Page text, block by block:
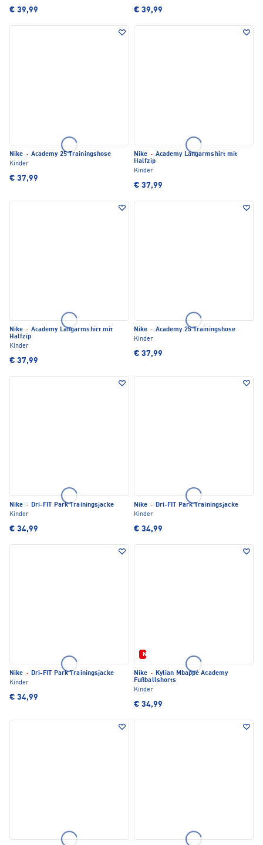
€ 39,99 € 39,99
Nike · Academy 25 Trainingshose
Kinder
€ 37,99
Nike · Academy Langarmshirt mit
Halfzip
Kinder
€ 37,99
Nike · Academy Langarmshirt mit
Halfzip
Kinder
€ 37,99
Nike · Academy 25 Trainingshose
Kinder
€ 37,99
Nike · Dri-FIT Park Trainingsjacke
Kinder
€ 34,99
Nike · Dri-FIT Park Trainingsjacke
Kinder
€ 34,99
Nike · Dri-FIT Park Trainingsjacke
Kinder
€ 34,99
Neu
Nike · Kylian Mbappé Academy
Fußballshorts
Kinder
€ 34,99